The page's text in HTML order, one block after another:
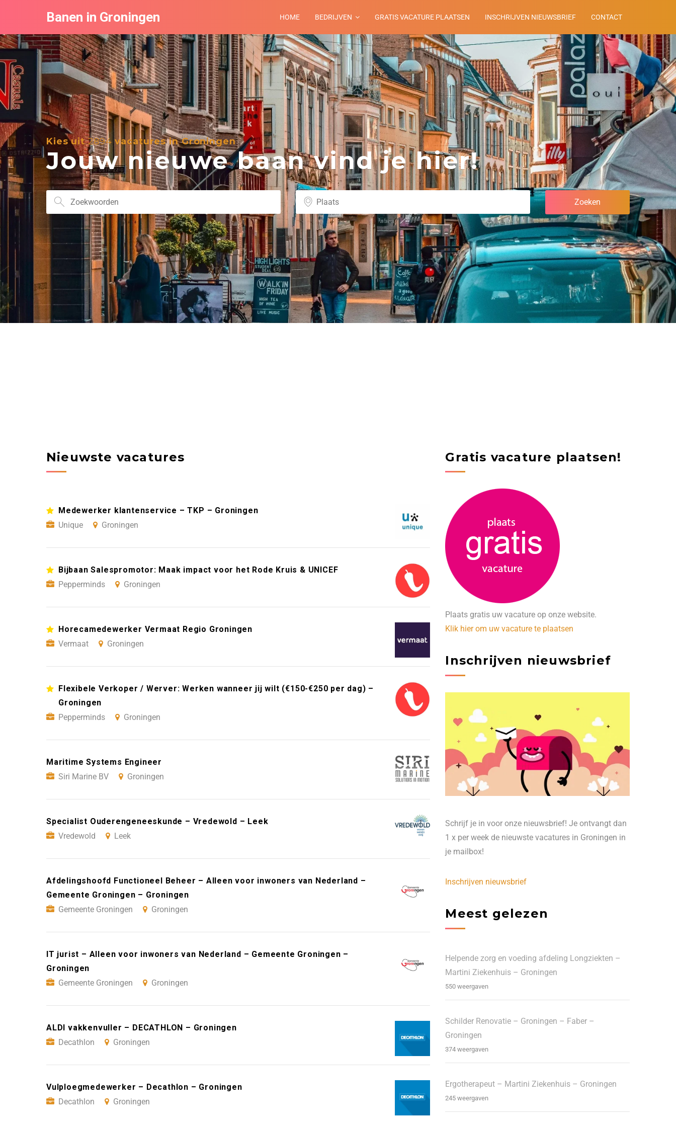
Banen in Groningen HOME BEDRIJVEN GRATIS VACATURE PLAATSEN INSCHRIJVEN NIEUWSBRIEF CONTACT
Kies uit2894 vacatures in Groningen
Jouw nieuwe baan vind je hier!
Nieuwste vacatures
Medewerker klantenservice – TKP – Groningen
Unique
Groningen
Bijbaan Salespromotor: Maak impact voor het Rode Kruis & UNICEF
Pepperminds
Groningen
Horecamedewerker Vermaat Regio Groningen
Vermaat
Groningen
Flexibele Verkoper / Werver: Werken wanneer jij wilt (€150-€250 per dag) –
Groningen
Pepperminds
Groningen
Maritime Systems Engineer
Siri Marine BV
Groningen
Specialist Ouderengeneeskunde – Vredewold – Leek
Vredewold
Leek
Afdelingshoofd Functioneel Beheer – Alleen voor inwoners van Nederland –
Gemeente Groningen – Groningen
Gemeente Groningen
Groningen
IT jurist – Alleen voor inwoners van Nederland – Gemeente Groningen –
Groningen
Gemeente Groningen
Groningen
ALDI vakkenvuller – DECATHLON – Groningen
Decathlon
Groningen
Vulploegmedewerker – Decathlon – Groningen
Decathlon
Groningen
Gratis vacature plaatsen!
Plaats gratis uw vacature op onze website.
Klik hier om uw vacature te plaatsen
Inschrijven nieuwsbrief
Schrijf je in voor onze nieuwsbrief! Je ontvangt dan
1 x per week de nieuwste vacatures in Groningen in
je mailbox!
Inschrijven nieuwsbrief
Meest gelezen
Helpende zorg en voeding afdeling Longziekten –
Martini Ziekenhuis – Groningen
550 weergaven
Schilder Renovatie – Groningen – Faber –
Groningen
374 weergaven
Ergotherapeut – Martini Ziekenhuis – Groningen
245 weergaven